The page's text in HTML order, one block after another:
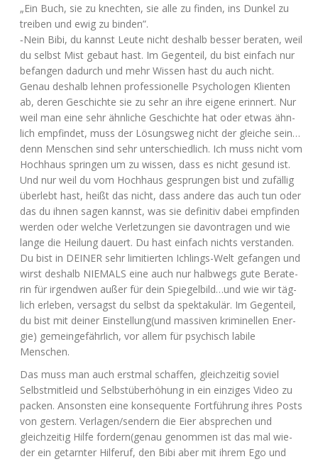
„Ein Buch, sie zu knech­ten, sie alle zu fin­den, ins Dun­kel zu
trei­ben und ewig zu binden”.
‑Nein Bibi, du kannst Leu­te nicht des­halb bes­ser bera­ten, weil
du selbst Mist gebaut hast. Im Gegen­teil, du bist ein­fach nur
befan­gen dadurch und mehr Wis­sen hast du auch nicht.
Genau des­halb leh­nen pro­fes­sio­nel­le Psy­cho­lo­gen Kli­en­ten
ab, deren Geschich­te sie zu sehr an ihre eige­ne erin­nert. Nur
weil man eine sehr ähn­li­che Geschich­te hat oder etwas ähn­
lich emp­fin­det, muss der Lösungs­weg nicht der glei­che sein…
denn Men­schen sind sehr unter­schied­lich. Ich muss nicht vom
Hoch­haus sprin­gen um zu wis­sen, dass es nicht gesund ist.
Und nur weil du vom Hoch­haus gesprun­gen bist und zufäl­lig
über­lebt hast, heißt das nicht, dass ande­re das auch tun oder
das du ihnen sagen kannst, was sie defi­ni­tiv dabei emp­fin­den
wer­den oder wel­che Ver­let­zun­gen sie davon­tra­gen und wie
lan­ge die Hei­lung dau­ert. Du hast ein­fach nichts ver­stan­den.
Du bist in DEINER sehr limi­tier­ten Ich­lings-Welt gefan­gen und
wirst des­halb NIEMALS eine auch nur halb­wegs gute Bera­te­
rin für irgend­wen außer für dein Spiegelbild…und wie wir täg­
lich erle­ben, ver­sagst du selbst da spek­ta­ku­lär. Im Gegen­teil,
du bist mit dei­ner Einstellung(und mas­si­ven kri­mi­nel­len Ener­
gie) gemein­ge­fähr­lich, vor allem für psy­chisch labi­le
Menschen.
Das muss man auch erst­mal schaf­fen, gleich­zei­tig soviel
Selbst­mit­leid und Selbst­über­hö­hung in ein ein­zi­ges Video zu
packen. Ansons­ten eine kon­se­quen­te Fort­füh­rung ihres Posts
von ges­tern. Verlagen/sendern die Eier abspre­chen und
gleich­zei­tig Hil­fe fordern(genau genom­men ist das mal wie­
der ein getarn­ter Hil­fe­ruf, den Bibi aber mit ihrem Ego und